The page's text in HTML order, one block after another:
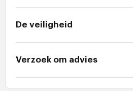
De veiligheid
Verzoek om advies